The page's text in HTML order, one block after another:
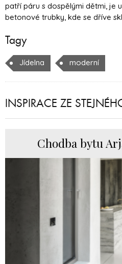
patří páru s dospělými dětmi, je
betonové trubky, kde se dříve
Tagy
Jídelna moderní
INSPIRACE ZE
Chodba bytu